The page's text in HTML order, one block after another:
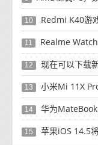
10 Redmi K40游
11 Realme
12 现在可以下载
13 小米Mi 11X
14 华为
15 苹果iOS 14.5